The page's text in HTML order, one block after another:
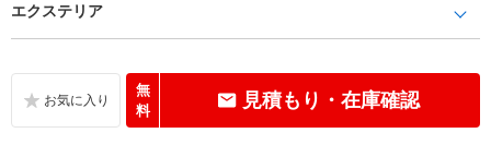
エクステリア
無
料
見積もり・在庫確認